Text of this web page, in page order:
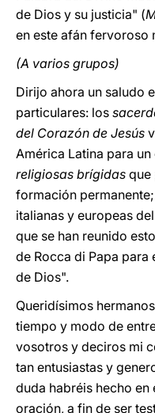
de Dios y su justicia" (
en este afán fervoroso
(A varios grupos)
Dirijo ahora un saludo
particulares: los
del Corazón de Jesús
América Latina para
religiosas brígidas que
formación
italianas y europeas del
que se han reunido
de Rocca di Papa para
de Dios".
Queridísimos
tiempo y modo de
vosotros y deciros mi
tan entusiastas y
duda habréis hecho
oración, a fin de ser